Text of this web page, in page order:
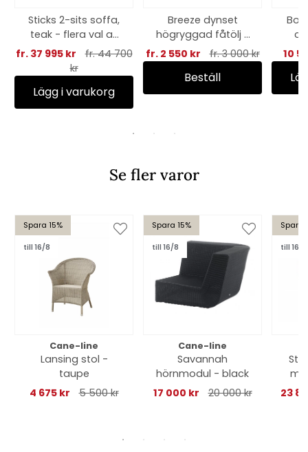
Sticks 2-sits soffa,
teak - flera val av
dyna
fr. 37 995 kr
fr. 44 700
kr
Lägg i varukorg
Breeze dynset
högryggad fåtölj -
fler färger
fr. 2 550 kr fr. 3 000 kr
Beställ
10
Se fler varor
Spara 15%
till 16/8
Cane-line
Lansing stol -
taupe
4 675 kr
5 500 kr
Spara 15%
till 16/8
Cane-line
Savannah
hörnmodul - black
17 000 kr
20 000 kr
Spara
till 16/8
m/
23